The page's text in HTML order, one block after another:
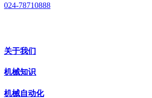
024-78710888
关于我们
机械知识
机械自动化